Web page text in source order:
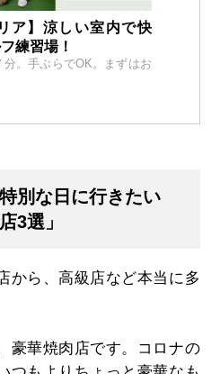
ア】涼しい室内で快
練習場！
。手ぶらでOK。まずはお
別な日に行きたい
3選」
から、高級店など本当に多
豪華焼肉店です。コロナの